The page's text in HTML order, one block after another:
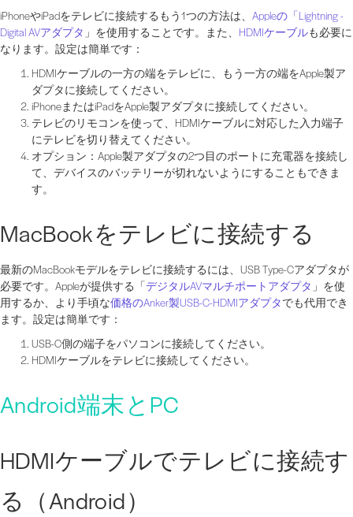
iPhoneやiPadをテレビに接続するもう1つの方法は、 Appleの「Lightning -
Digital AVアダプタ 」を使用することです。また、 HDMIケーブルも必要に
なります。設定は簡単です：
HDMIケーブルの一方の端をテレビに、もう一方の端をApple製ア
ダプタに接続してください。
iPhoneまたはiPadをApple製アダプタに接続してください。
テレビのリモコンを使って、HDMIケーブルに対応した入力端子
にテレビを切り替えてください。
オプション：Apple製アダプタの2つ目のポートに充電器を接続し
て、デバイスのバッテリーが切れないようにすることもできま
す。
MacBookをテレビに接続する
最新のMacBookモデルをテレビに接続するには、USB Type-Cアダプタが
必要です。Appleが提供する「デジタルAVマルチポートアダプタ 」を使
用するか、より手頃な価格のAnker製USB-C-HDMIアダプタでも代用でき
ます。設定は簡単です：
USB-C側の端子をパソコンに接続してください。
HDMIケーブルをテレビに接続してください。
Android端末とPC
HDMIケーブルでテレビに接続す
る（Android）